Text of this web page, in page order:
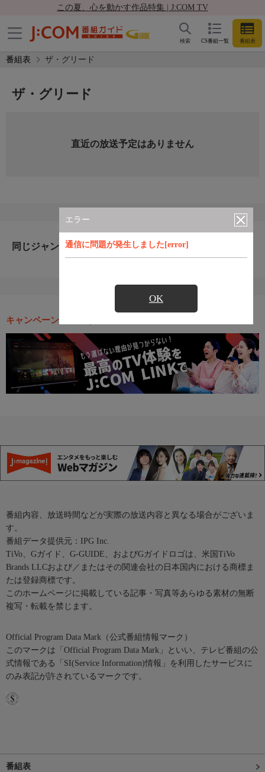
この夏、心を動かす作品特集 | J:COM TV
CS番組一覧 番組表
検索
番組表 ザ・グリード
エラー
通信に問題が発生しました[error]
OK
ザ・グリード
直近の放送予定はありません
同じジャンルのおすすめ番組
キャンペーン・お得な情報
番組内容、放送時間などが実際の放送内容と異なる場合がございま
す。
番組データ提供元：IPG Inc.
TiVo、Gガイド、G-GUIDE、およびGガイドロゴは、米国TiVo
Brands LLCおよび／またはその関連会社の日本国内における商標ま
たは登録商標です。
このホームページに掲載している記事・写真等あらゆる素材の無断
複写・転載を禁じます。
Official Program Data Mark（公式番組情報マーク）
このマークは「Official Program Data Mark」といい、テレビ番組の公
式情報である「SI(Service Information)情報」を利用したサービスに
のみ表記が許されているマークです。
番組表